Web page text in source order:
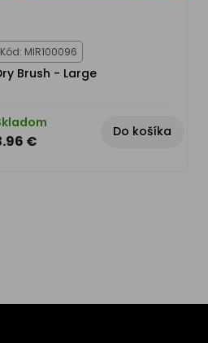
Kód: MIR100096
Brush - Large
€
Do košíka